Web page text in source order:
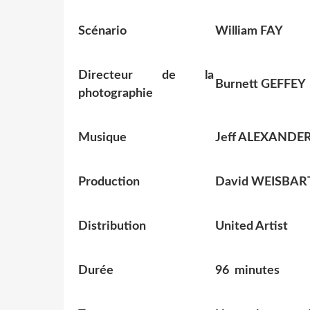
Scénario William FAY
Directeur de la
photographie
Burnett GEFFEY
Musique Jeff
Production David
Distribution United Artist
Durée 96 minutes